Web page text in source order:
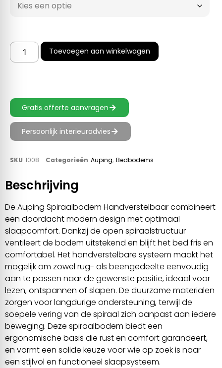
Toevoegen aan winkelwagen
Gratis offerte aanvragen
Persoonlijk interieuradvies
SKU 1008 Categorieën Auping, Bedbodems
Beschrijving
De Auping Spiraalbodem Handverstelbaar combineert
een doordacht modern design met optimaal
slaapcomfort. Dankzij de open spiraalstructuur
ventileert de bodem uitstekend en blijft het bed fris en
comfortabel. Het handverstelbare systeem maakt het
mogelijk om zowel rug- als beengedeelte eenvoudig
aan te passen naar de gewenste positie, ideaal voor
lezen, ontspannen of slapen. De duurzame materialen
zorgen voor langdurige ondersteuning, terwijl de
soepele vering van de spiraal zich aanpast aan iedere
beweging. Deze spiraalbodem biedt een
ergonomische basis die rust en comfort garandeert,
en vormt een solide keuze voor wie op zoek is naar
een stijlvol en functioneel slaapsysteem.